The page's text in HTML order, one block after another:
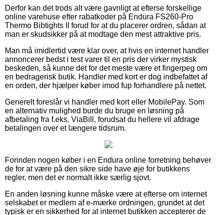
Derfor kan det trods alt være gavnligt at efterse forskellige
online varehuse efter rabatkoder på Endura FS260-Pro
Thermo Bibtights II forud for at du placerer ordren, sådan at
man er skudsikker på at modtage den mest attraktive pris.
Man må imidlertid være klar over, at hvis en internet handler
annoncerer bedst i test varer til en pris der virker mystisk
beskeden, så kunne det for det meste være et fingerpeg om
en bedragerisk butik. Handler med kort er dog indbefattet af
en orden, der hjælper køber imod fup forhandlere på nettet.
Generelt foreslår vi handler med kort eller MobilePay. Som
en alternativ mulighed burde du bruge en løsning på
afbetaling fra f.eks. ViaBill, forudsat du hellere vil afdrage
betalingen over et længere tidsrum.
Forinden nogen køber i en Endura online forretning behøver
de for at være på den sikre side have øje for butikkens
regler, men det er normalt ikke særlig sjovt.
En anden løsning kunne måske være at efterse om internet
selskabet er medlem af e-mærke ordningen, grundet at det
typisk er en sikkerhed for at internet butikken accepterer de